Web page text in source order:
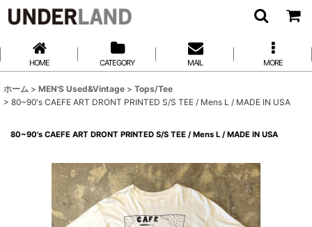
HOME CATEGORY MAIL MORE
ホーム > MEN'S Used&Vintage > Tops/Tee
> 80~90's CAEFE ART DRONT PRINTED S/S TEE / Mens L / MADE IN USA
80~90's CAEFE ART DRONT PRINTED S/S TEE / Mens L / MADE IN USA